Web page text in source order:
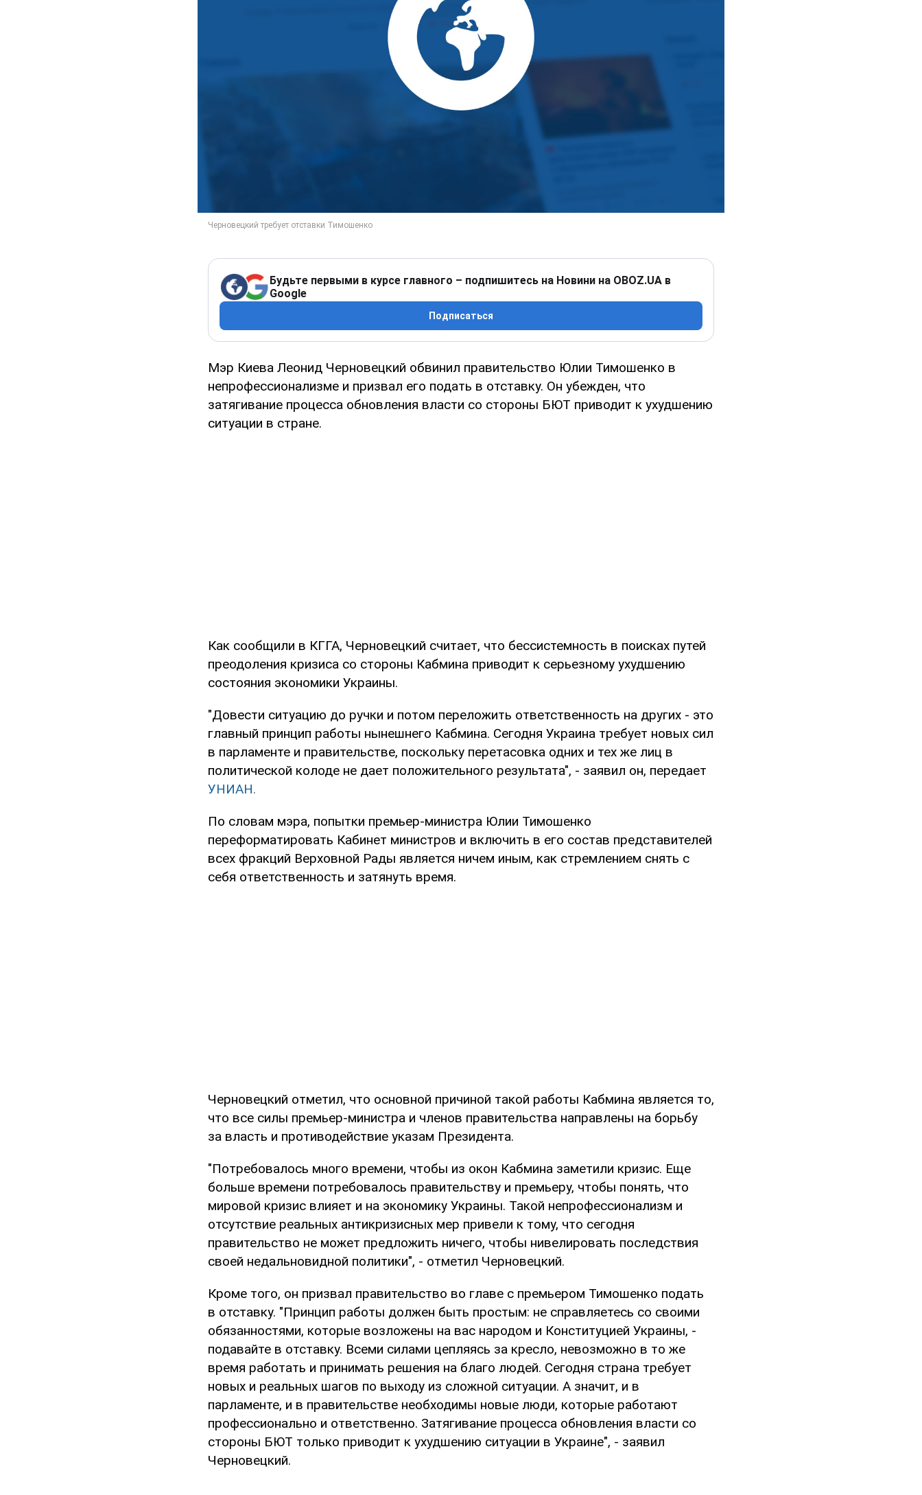
Будьте первыми в курсе главного – подпишитесь на Новини на OBOZ.UA в
Google
Подписаться
Мэр Киева Леонид Черновецкий обвинил правительство Юлии Тимошенко в
непрофессионализме и призвал его подать в отставку. Он убежден, что
затягивание процесса обновления власти со стороны БЮТ приводит к ухудшению
ситуации в стране.
Как сообщили в КГГА, Черновецкий считает, что бессистемность в поисках путей
преодоления кризиса со стороны Кабмина приводит к серьезному ухудшению
состояния экономики Украины.
"Довести ситуацию до ручки и потом переложить ответственность на других - это
главный принцип работы нынешнего Кабмина. Сегодня Украина требует новых сил
в парламенте и правительстве, поскольку перетасовка одних и тех же лиц в
политической колоде не дает положительного результата", - заявил он, передает
УНИАН.
По словам мэра, попытки премьер-министра Юлии Тимошенко
переформатировать Кабинет министров и включить в его состав представителей
всех фракций Верховной Рады является ничем иным, как стремлением снять с
себя ответственность и затянуть время.
Черновецкий отметил, что основной причиной такой работы Кабмина является то,
что все силы премьер-министра и членов правительства направлены на борьбу
за власть и противодействие указам Президента.
"Потребовалось много времени, чтобы из окон Кабмина заметили кризис. Еще
больше времени потребовалось правительству и премьеру, чтобы понять, что
мировой кризис влияет и на экономику Украины. Такой непрофессионализм и
отсутствие реальных антикризисных мер привели к тому, что сегодня
правительство не может предложить ничего, чтобы нивелировать последствия
своей недальновидной политики", - отметил Черновецкий.
Кроме того, он призвал правительство во главе с премьером Тимошенко подать
в отставку. "Принцип работы должен быть простым: не справляетесь со своими
обязанностями, которые возложены на вас народом и Конституцией Украины, -
подавайте в отставку. Всеми силами цепляясь за кресло, невозможно в то же
время работать и принимать решения на благо людей. Сегодня страна требует
новых и реальных шагов по выходу из сложной ситуации. А значит, и в
парламенте, и в правительстве необходимы новые люди, которые работают
профессионально и ответственно. Затягивание процесса обновления власти со
стороны БЮТ только приводит к ухудшению ситуации в Украине", - заявил
Черновецкий.